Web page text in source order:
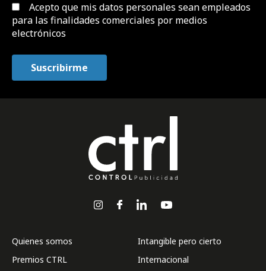
Acepto que mis datos personales sean empleados
para las finalidades comerciales por medios
electrónicos
Quienes somos
Premios CTRL
Intangible pero cierto
Internacional